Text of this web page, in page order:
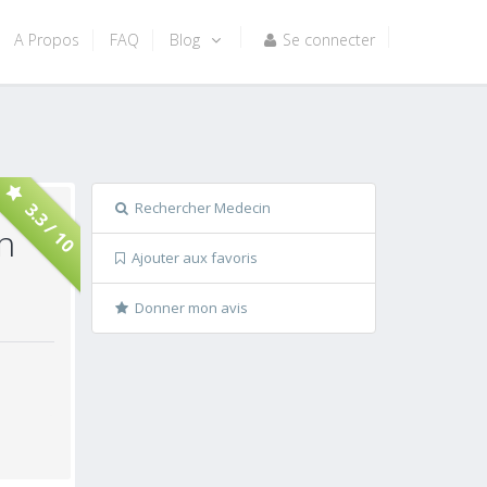
A Propos FAQ Blog Se connecter
3.3 / 10 Rechercher Medecin
Ajouter aux favoris
Donner mon avis